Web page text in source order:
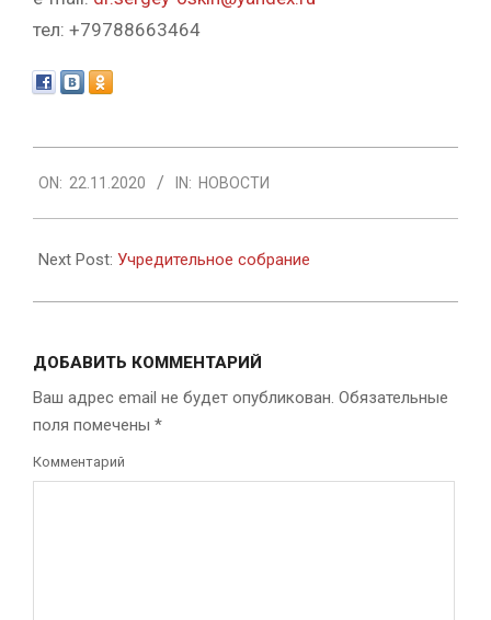
тел: +79788663464
11-
22
ON: 22.11.2020 IN: НОВОСТИ
Next Post: Учредительное собрание
ДОБАВИТЬ КОММЕНТАРИЙ
Ваш адрес email не будет опубликован. Обязательные
поля помечены *
Комментарий